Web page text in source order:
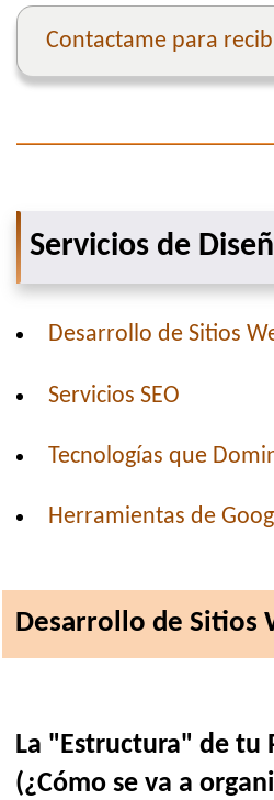
Contactame para
Servicios de
Desarrollo de Sitios
Servicios SEO
Tecnologías que
Herramientas de
Desarrollo de Sitios
La "Estructura" de tu
(¿Cómo se va a